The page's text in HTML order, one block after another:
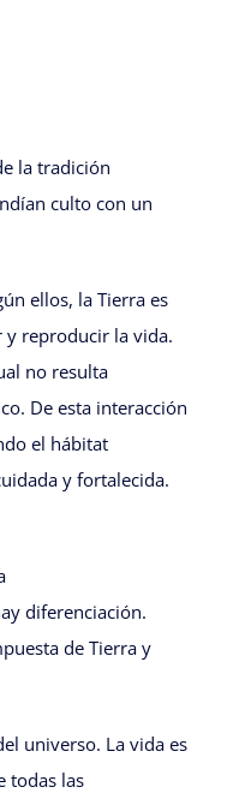
la tradición
culto con un
ellos, la Tierra es
reproducir la vida.
no resulta
De esta interacción
el hábitat
y fortalecida.
diferenciación.
de Tierra y
universo. La vida es
todas las